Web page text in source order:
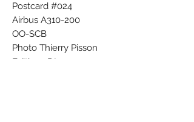
Postcard #024
Airbus A310-200
OO-SCB
Photo Thierry Pisson
Editions P.I.